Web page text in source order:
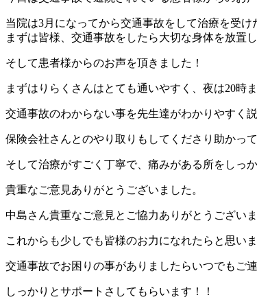
当院は3月になってから交通事故をして治療を受け
まずは皆様、交通事故をしたら大切な身体を放置
そして患者様からのお声を頂きました！
まずはりらくさんはとても通いやすく、夜は20時
交通事故のわからない事を先生達がわかりやすく
保険会社さんとのやり取りもしてくださり助かって
そして治療がすごく丁寧で、痛みがある所をしっ
貴重なご意見ありがとうございました。
中島さん貴重なご意見とご協力ありがとうございま
これからも少しでも皆様のお力になれたらと思いま
交通事故でお困りの事がありましたらいつでもご連
しっかりとサポートさしてもらいます！！